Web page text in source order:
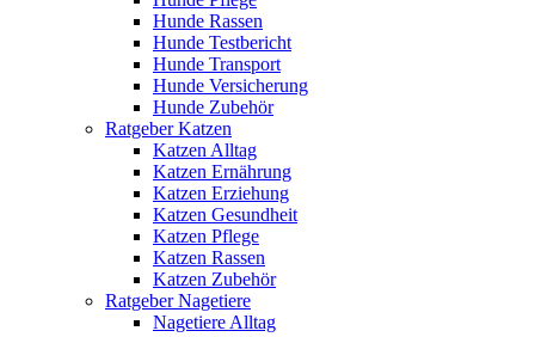
Hunde Rassen
Hunde Testbericht
Hunde Transport
Hunde Versicherung
Hunde Zubehör
Ratgeber Katzen
Katzen Alltag
Katzen Ernährung
Katzen Erziehung
Katzen Gesundheit
Katzen Pflege
Katzen Rassen
Katzen Zubehör
Ratgeber Nagetiere
Nagetiere Alltag